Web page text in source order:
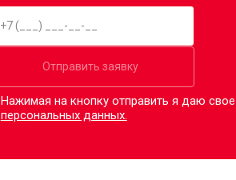
Отправить заявку
Нажимая на кнопку отправить я даю
персональных данных.